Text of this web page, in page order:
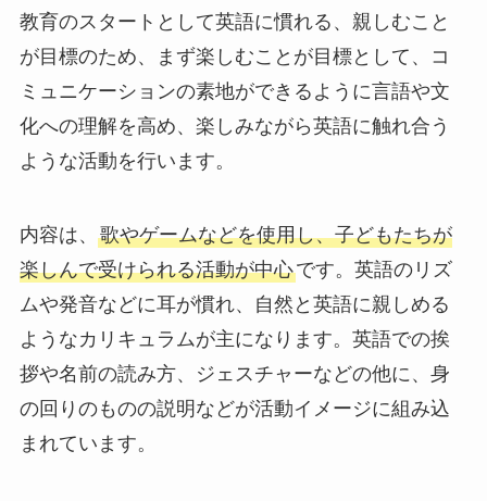
教育のスタートとして英語に慣れる、親しむこと
が目標のため、まず楽しむことが目標として、コ
ミュニケーションの素地ができるように言語や文
化への理解を高め、楽しみながら英語に触れ合う
ような活動を行います。
内容は、 歌やゲームなどを使用し、子どもたちが
楽しんで受けられる活動が中心です。英語のリズ
ムや発音などに耳が慣れ、自然と英語に親しめる
ようなカリキュラムが主になります。英語での挨
拶や名前の読み方、ジェスチャーなどの他に、身
の回りのものの説明などが活動イメージに組み込
まれています。